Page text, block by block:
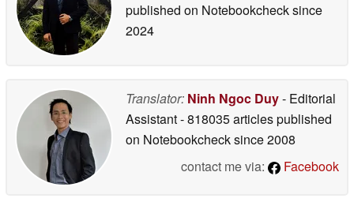
published on Notebookchecksince
2024
Translator: Ninh Ngoc Duy- Editorial
Assistant- 818035 articles published
on Notebookchecksince 2008
contact me via:
Facebook